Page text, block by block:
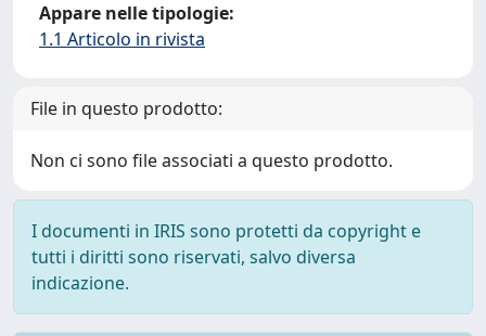
Appare nelle tipologie:
1.1 Articolo in rivista
File in questo prodotto:
Non ci sono file associati a questo prodotto.
I documenti in IRIS sono protetti da copyright e
tutti i diritti sono riservati, salvo diversa
indicazione.